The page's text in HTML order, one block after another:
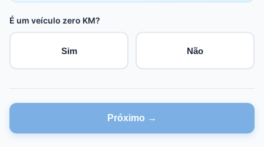
É um veículo zero KM?
Sim Não
Próximo →